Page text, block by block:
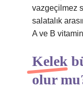
vazgeçilmez
salatalık
A ve B
Kelek
olur